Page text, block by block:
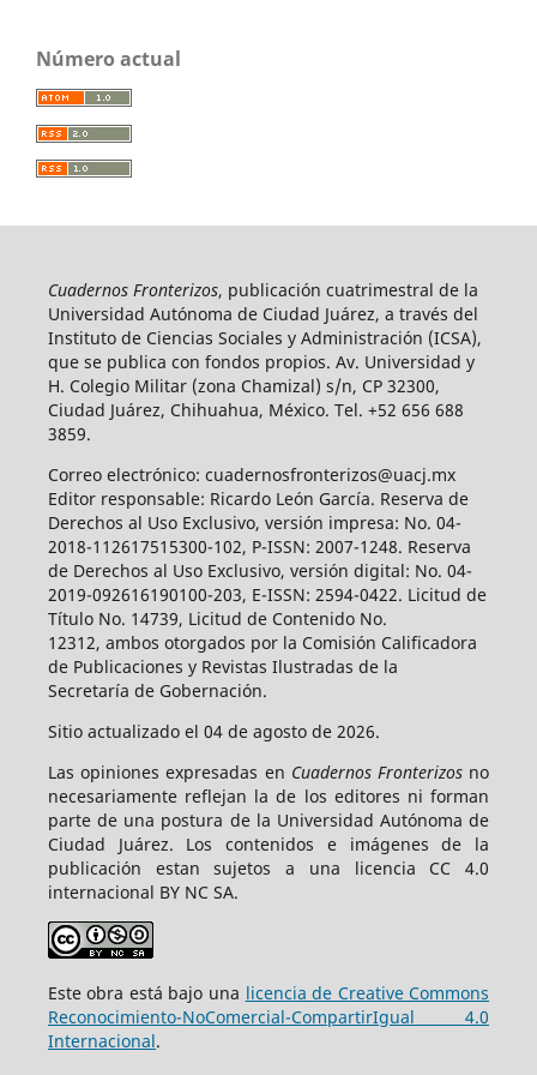
Número actual
Cuadernos Fronterizos, publicación cuatrimestral de la
Universidad Autónoma de Ciudad Juárez, a través del
Instituto de Ciencias Sociales y Administración (ICSA),
que se publica con fondos propios. Av. Universidad y
H. Colegio Militar (zona Chamizal) s/n, CP 32300,
Ciudad Juárez, Chihuahua, México. Tel. +52 656 688
3859.
Correo electrónico: cuadernosfronterizos@uacj.mx
Editor responsable: Ricardo León García. Reserva de
Derechos al Uso Exclusivo, versión impresa: No. 04-
2018-112617515300-102, P-ISSN: 2007-1248. Reserva
de Derechos al Uso Exclusivo, versión digital: No. 04-
2019-092616190100-203, E-ISSN: 2594-0422. Licitud de
Título No. 14739, Licitud de Contenido No.
12312, ambos otorgados por la Comisión Calificadora
de Publicaciones y Revistas Ilustradas de la
Secretaría de Gobernación.
Sitio actualizado el 04 de agosto de 2026.
Las opiniones expresadas en Cuadernos Fronterizosno
necesariamente reflejan la de los editores ni forman
parte de una postura de la Universidad Autónoma de
Ciudad Juárez. Los contenidos e imágenes de la
publicación estan sujetos a una licencia CC 4.0
internacional BY NC SA.
Este obra está bajo una licencia de Creative Commons
Reconocimiento-NoComercial-CompartirIgual 4.0
Internacional.